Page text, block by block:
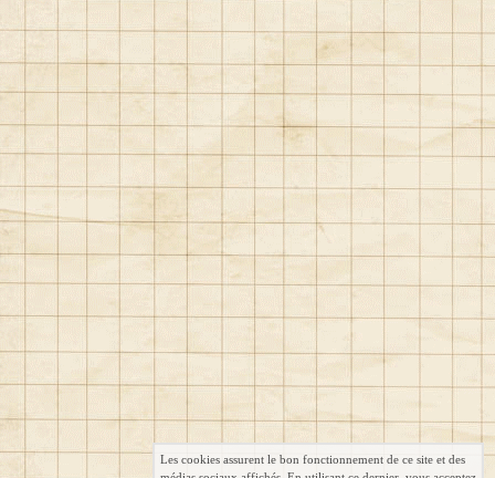
Les cookies assurent le bon fonctionnement de ce site et des